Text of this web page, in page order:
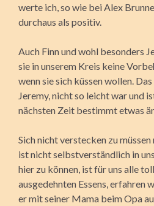
werte ich, so wie bei Alex
durchaus als positiv.
Auch Finn und wohl besonders
sie in unserem Kreis keine
wenn sie sich küssen wollen.
Jeremy, nicht so leicht war und
nächsten Zeit bestimmt etwas
Sich nicht verstecken zu
ist nicht selbstverständlich in
hier zu können, ist für uns alle
ausgedehnten Essens, erfahren
er mit seiner Mama beim Opa